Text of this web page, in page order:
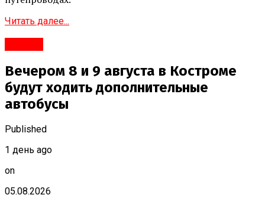
Читать далее...
Вечером 8 и 9 августа в Костроме
будут ходить дополнительные
автобусы
Published
1 день ago
on
05.08.2026